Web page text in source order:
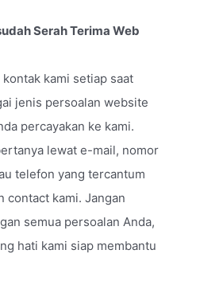
Serah Terima Web
kontak kami setiap saat
jenis persoalan website
percayakan ke kami.
lewat e-mail, nomor
telefon yang tercantum
contact kami. Jangan
semua persoalan Anda,
hati kami siap membantu